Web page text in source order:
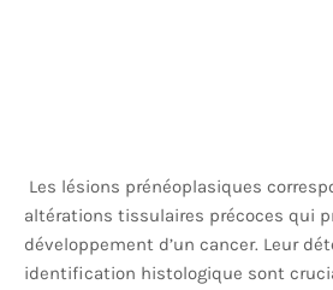
Les lésions prénéoplasiques
altérations tissulaires précoces qui
développement d’un cancer. Leur
identification histologique sont